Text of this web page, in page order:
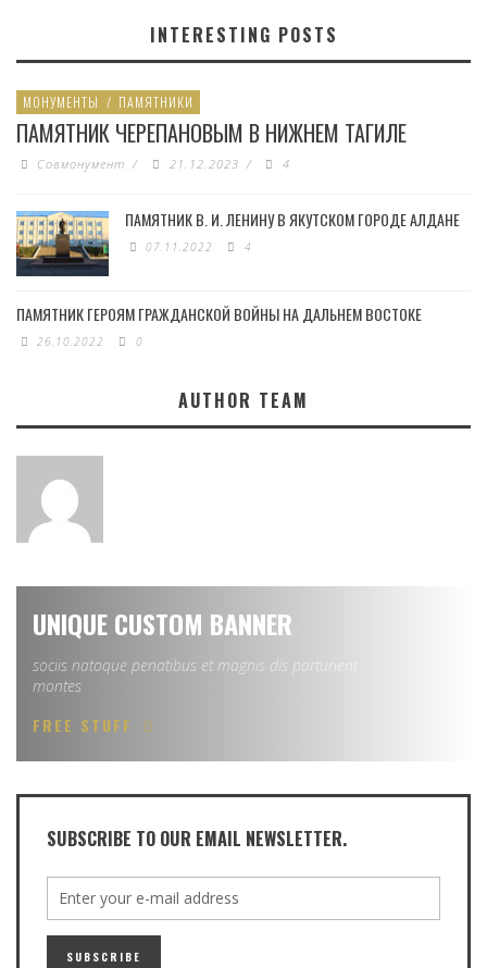
INTERESTING POSTS
МОНУМЕНТЫ / ПАМЯТНИКИ
ПАМЯТНИК ЧЕРЕПАНОВЫМ В НИЖНЕМ ТАГИЛЕ
Совмонумент / 21.12.2023 / 4
ПАМЯТНИК В. И. ЛЕНИНУ В ЯКУТСКОМ ГОРОДЕ АЛДАНЕ
07.11.2022 4
ПАМЯТНИК ГЕРОЯМ ГРАЖДАНСКОЙ ВОЙНЫ НА ДАЛЬНЕМ ВОСТОКЕ
26.10.2022 0
AUTHOR TEAM
UNIQUE CUSTOM BANNER
sociis natoque penatibus et magnis dis parturient
montes
FREE STUFF
SUBSCRIBE TO OUR EMAIL NEWSLETTER.